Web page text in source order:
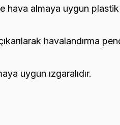
hava almaya uygun
havalandırma
uygun ızgaralıdır.